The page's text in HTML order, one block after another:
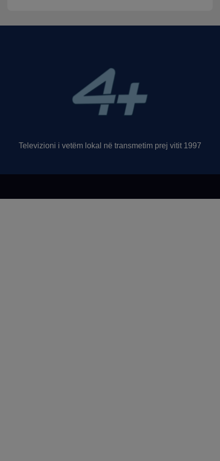
Televizioni i vetëm lokal në transmetim prej vitit 1997